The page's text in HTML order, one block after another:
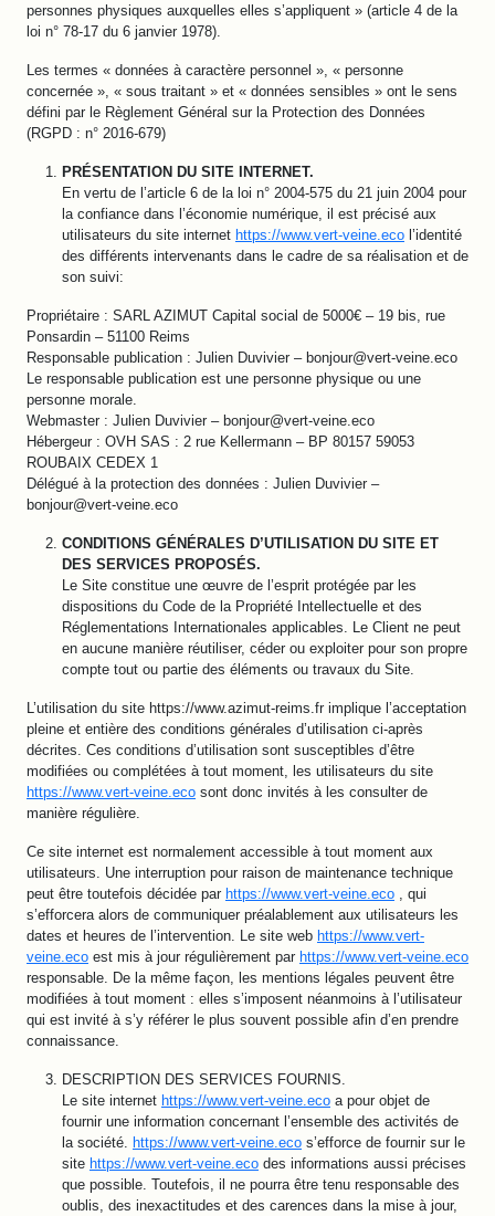
personnes physiques auxquelles elles s’appliquent » (article 4 de la
loi n° 78-17 du 6 janvier 1978).
Les termes « données à caractère personnel », « personne
concernée », « sous traitant » et « données sensibles » ont le sens
défini par le Règlement Général sur la Protection des Données
(RGPD : n° 2016-679)
PRÉSENTATION DU SITE INTERNET.
En vertu de l’article 6 de la loi n° 2004-575 du 21 juin 2004 pour
la confiance dans l’économie numérique, il est précisé aux
utilisateurs du site internet https://www.vert-veine.eco l’identité
des différents intervenants dans le cadre de sa réalisation et de
son suivi:
Propriétaire : SARL AZIMUT Capital social de 5000€ – 19 bis, rue
Ponsardin – 51100 Reims
Responsable publication : Julien Duvivier – bonjour@vert-veine.eco
Le responsable publication est une personne physique ou une
personne morale.
Webmaster : Julien Duvivier – bonjour@vert-veine.eco
Hébergeur : OVH SAS : 2 rue Kellermann – BP 80157 59053
ROUBAIX CEDEX 1
Délégué à la protection des données : Julien Duvivier –
bonjour@vert-veine.eco
CONDITIONS GÉNÉRALES D’UTILISATION DU SITE ET
DES SERVICES PROPOSÉS.
Le Site constitue une œuvre de l’esprit protégée par les
dispositions du Code de la Propriété Intellectuelle et des
Réglementations Internationales applicables. Le Client ne peut
en aucune manière réutiliser, céder ou exploiter pour son propre
compte tout ou partie des éléments ou travaux du Site.
L’utilisation du site https://www.azimut-reims.fr implique l’acceptation
pleine et entière des conditions générales d’utilisation ci-après
décrites. Ces conditions d’utilisation sont susceptibles d’être
modifiées ou complétées à tout moment, les utilisateurs du site
https://www.vert-veine.eco sont donc invités à les consulter de
manière régulière.
Ce site internet est normalement accessible à tout moment aux
utilisateurs. Une interruption pour raison de maintenance technique
peut être toutefois décidée par https://www.vert-veine.eco , qui
s’efforcera alors de communiquer préalablement aux utilisateurs les
dates et heures de l’intervention. Le site web https://www.vert-
veine.eco est mis à jour régulièrement par https://www.vert-veine.eco
responsable. De la même façon, les mentions légales peuvent être
modifiées à tout moment : elles s’imposent néanmoins à l’utilisateur
qui est invité à s’y référer le plus souvent possible afin d’en prendre
connaissance.
DESCRIPTION DES SERVICES FOURNIS.
Le site internet https://www.vert-veine.eco a pour objet de
fournir une information concernant l’ensemble des activités de
la société. https://www.vert-veine.eco s’efforce de fournir sur le
site https://www.vert-veine.eco des informations aussi précises
que possible. Toutefois, il ne pourra être tenu responsable des
oublis, des inexactitudes et des carences dans la mise à jour,